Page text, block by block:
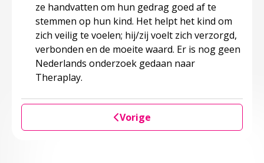
ze handvatten om hun gedrag goed af te
stemmen op hun kind. Het helpt het kind om
zich veilig te voelen; hij/zij voelt zich verzorgd,
verbonden en de moeite waard. Er is nog geen
Nederlands onderzoek gedaan naar
Theraplay.
Vorige